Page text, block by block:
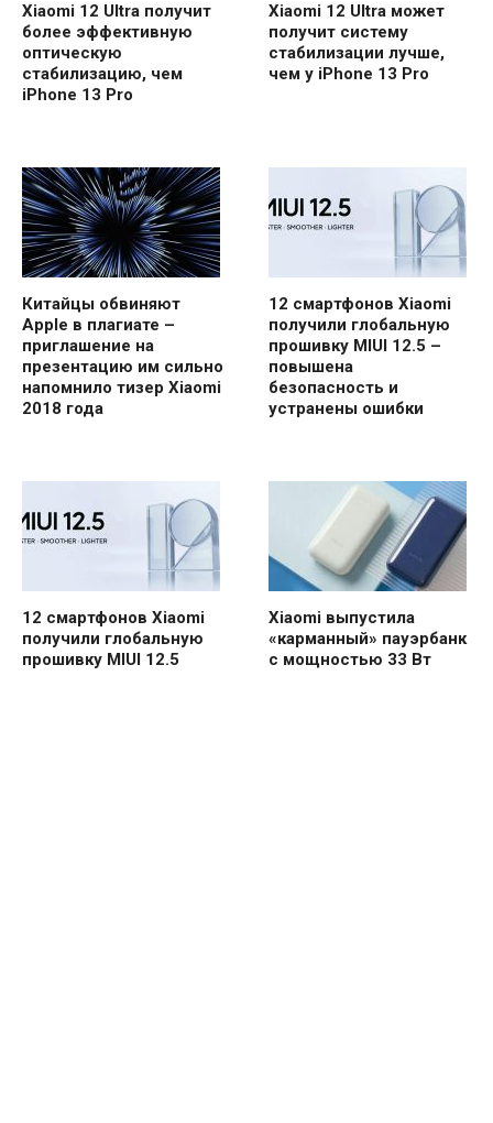
Xiaomi 12 Ultra получит
более эффективную
оптическую
стабилизацию, чем
iPhone 13 Pro
Xiaomi 12 Ultra может
получит систему
стабилизации лучше,
чем у iPhone 13 Pro
Китайцы обвиняют
Apple в плагиате –
приглашение на
презентацию им сильно
напомнило тизер Xiaomi
2018 года
12 смартфонов Xiaomi
получили глобальную
прошивку MIUI 12.5 –
повышена
безопасность и
устранены ошибки
12 смартфонов Xiaomi
получили глобальную
прошивку MIUI 12.5
Xiaomi выпустила
«карманный» пауэрбанк
с мощностью 33 Вт